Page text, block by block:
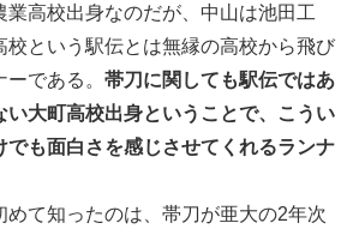
業高校出身なのだが、中山は池田工
校という駅伝とは無縁の高校から飛び
である。 帯刀に関しても駅伝ではあ
い大町高校出身ということで、こうい
でも面白さを感じさせてくれるランナ
めて知ったのは、帯刀が亜大の2年次